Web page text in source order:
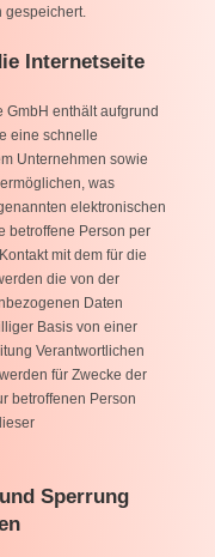
gespeichert.
Internetseite
GmbH enthält aufgrund
eine schnelle
Unternehmen sowie
was
elektronischen
betroffene Person per
mit dem für die
die von der
Daten
Basis von einer
Verantwortlichen
für Zwecke der
betroffenen Person
Sperrung